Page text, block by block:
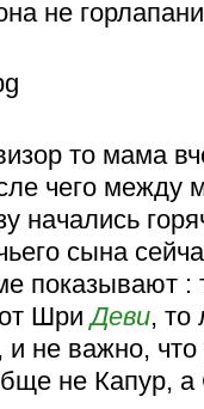
не
то мама
чего между
начались
сына
показывают :
от ШриДеви, то
не важно, что
не Капур, а